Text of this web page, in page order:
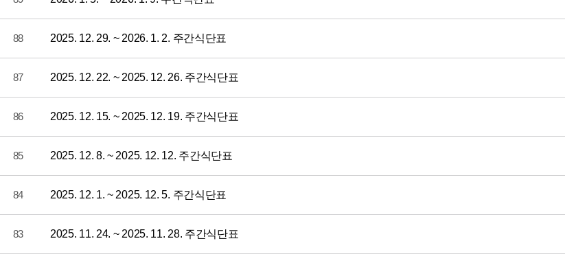
88 2025. 12. 29. ~ 2026. 1. 2. 주간식단표
87 2025. 12. 22. ~ 2025. 12. 26. 주간식단표
86 2025. 12. 15. ~ 2025. 12. 19. 주간식단표
85 2025. 12. 8. ~ 2025. 12. 12. 주간식단표
84 2025. 12. 1. ~ 2025. 12. 5. 주간식단표
83 2025. 11. 24. ~ 2025. 11. 28. 주간식단표